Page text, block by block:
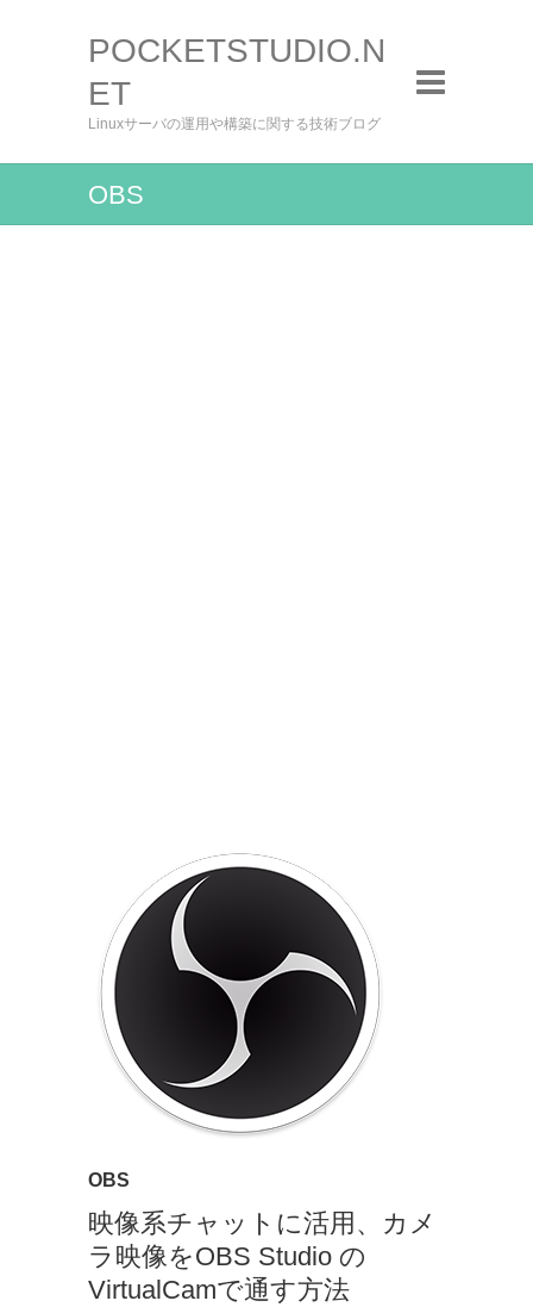
POCKETSTUDIO.N
ET
Linuxサーバの運用や構築に関する技術ブログ
OBS
OBS
映像系チャットに活用、カメ
ラ映像をOBS Studio の
VirtualCamで通す方法